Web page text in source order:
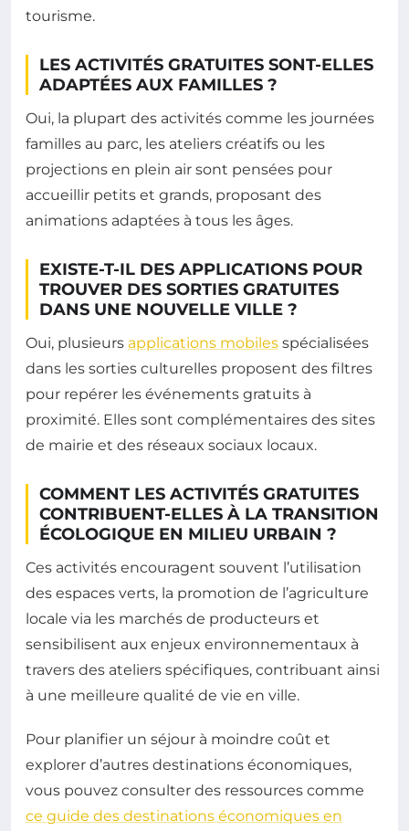
tourisme.
LES ACTIVITÉS GRATUITES SONT-ELLES
ADAPTÉES AUX FAMILLES ?
Oui, la plupart des activités comme les journées
familles au parc, les ateliers créatifs ou les
projections en plein air sont pensées pour
accueillir petits et grands, proposant des
animations adaptées à tous les âges.
EXISTE-T-IL DES APPLICATIONS POUR
TROUVER DES SORTIES GRATUITES
DANS UNE NOUVELLE VILLE ?
Oui, plusieurs applications mobiles spécialisées
dans les sorties culturelles proposent des filtres
pour repérer les événements gratuits à
proximité. Elles sont complémentaires des sites
de mairie et des réseaux sociaux locaux.
COMMENT LES ACTIVITÉS GRATUITES
CONTRIBUENT-ELLES À LA TRANSITION
ÉCOLOGIQUE EN MILIEU URBAIN ?
Ces activités encouragent souvent l’utilisation
des espaces verts, la promotion de l’agriculture
locale via les marchés de producteurs et
sensibilisent aux enjeux environnementaux à
travers des ateliers spécifiques, contribuant ainsi
à une meilleure qualité de vie en ville.
Pour planifier un séjour à moindre coût et
explorer d’autres destinations économiques,
vous pouvez consulter des ressources comme
ce guide des destinations économiques en